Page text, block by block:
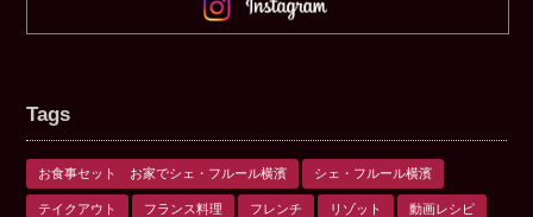
Tags
お食事セット お家でシェ・フルール横濱 シェ・フルール横濱
テイクアウト フランス料理 フレンチ リゾット 動画レシピ